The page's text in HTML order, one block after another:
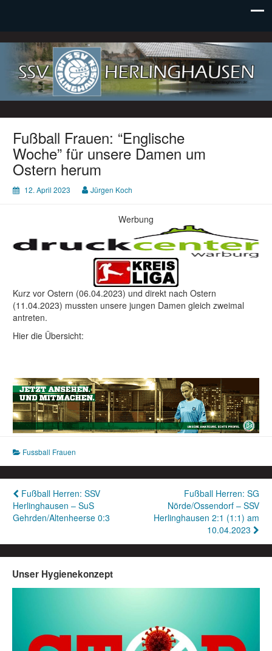
SSV Herlinghausen e. V.
Fußball Frauen: “Englische
Woche” für unsere Damen um
Ostern herum
12. April 2023 Jürgen Koch
Werbung
Kurz vor Ostern (06.04.2023) und direkt nach Ostern
(11.04.2023) mussten unsere jungen Damen gleich zweimal
antreten.
Hier die Übersicht:
Fussball Frauen
Beitragsnavigation
Fußball Herren: SSV
Herlinghausen – SuS
Gehrden/Altenheerse 0:3
Fußball Herren: SG
Nörde/Ossendorf – SSV
Herlinghausen 2:1 (1:1) am
10.04.2023
Unser Hygienekonzept